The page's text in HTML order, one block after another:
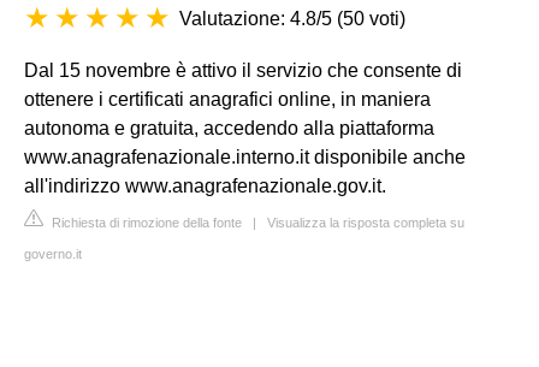
Valutazione: 4.8/5 (50 voti)
Dal 15 novembre è attivo il servizio che consente di
ottenere i certificati anagrafici online, in maniera
autonoma e gratuita, accedendo alla piattaforma
www.anagrafenazionale.interno.it disponibile anche
all'indirizzo www.anagrafenazionale.gov.it.
Richiesta di rimozione della fonte | Visualizza la risposta completa su
governo.it